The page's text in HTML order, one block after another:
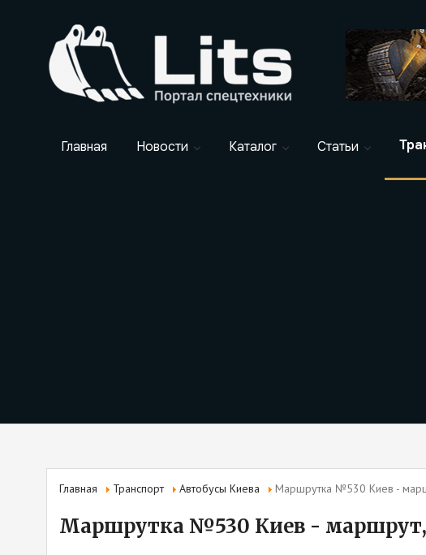
Главная Новости Каталог Статьи
Главная Транспорт Автобусы Киева Маршрутка №530 Киев -
Маршрутка №530 Киев - маршрут,